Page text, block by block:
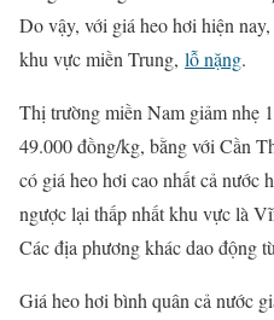
Do vậy, với giá heo hơi hiện
khu vực miền Trung, lỗ nặng.
Thị trường miền Nam giảm nhẹ
49.000 đồng/kg, bằng với Cần
có giá heo hơi cao nhất cả nước
ngược lại thấp nhất khu vực là
Các địa phương khác dao động
Giá heo hơi bình quân cả nước